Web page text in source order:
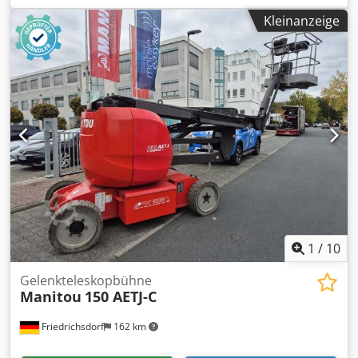
elektrisch, Gesamtlänge:2.320 mm, Antriebsart:Elektro,
Baubreite:
840 mm , Arbeitshöhe: 9.790 mm,
Scherenarbeitsbühne Zustand: Neugerät Zustand
Technisch: Neu Bereifung vorne Typ: Vollgummi Bereifung
vorne Grösse: 16x5x12 Dsdpfx Adourz R Ssiekr Bereifung
vorne Zustand: 80 - 100% Bereifung hinten Typ: Vollgummi
Bereifung hinten Grösse: 16x5x12 Bereifung hinten
Zustand: 80 - 100%
Kleinanzeige
1 / 10
Friedrichsdorf 162 km
Gelenkteleskopbühne
Manitou 150 AETJ-C